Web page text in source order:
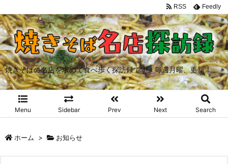
焼きそばの名店を求めて食べ歩く探訪録です。毎週月曜、更新！
Menu Sidebar Prev Next Search
RSS Feedly
ホーム > お知らせ